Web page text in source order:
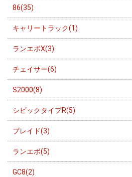
86(35)
キャリートラック(1)
ランエボX(3)
チェイサー(6)
S2000(8)
シビックタイプR(5)
ブレイド(3)
ランエボ(5)
GC8(2)